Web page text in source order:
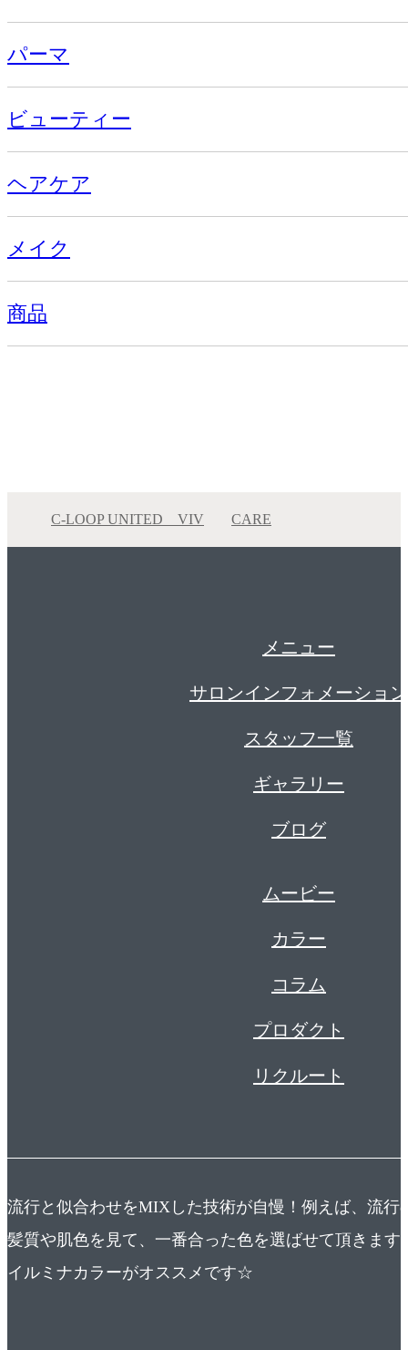
パーマ
ビューティー
ヘアケア
メイク
商品
C-LOOP UNITED VIV CARE
メニュー
サロンインフォメーション
スタッフ一覧
ギャラリー
ブログ
ムービー
カラー
コラム
プロダクト
リクルート
流行と似合わせをMIXした技術が自慢！例えば、流行
髪質や肌色を見て、一番合った色を選ばせて頂きます
イルミナカラーがオススメです☆